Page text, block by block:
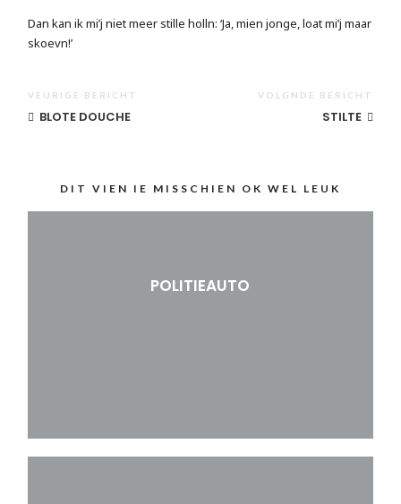
Dan kan ik mi’j niet meer stille holln: ‘Ja, mien jonge, loat mi’j maar
skoevn!’
VEURIGE BERICHT
BLOTE DOUCHE
VOLGNDE BERICHT
STILTE
DIT VIEN IE MISSCHIEN OK WEL LEUK
POLITIEAUTO